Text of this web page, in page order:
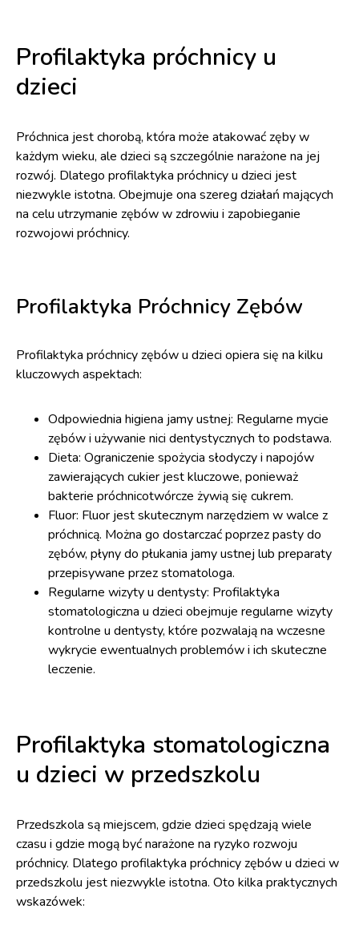
Profilaktyka próchnicy u
dzieci
Próchnica jest chorobą, która może atakować zęby w
każdym wieku, ale dzieci są szczególnie narażone na jej
rozwój. Dlatego profilaktyka próchnicy u dzieci jest
niezwykle istotna. Obejmuje ona szereg działań mających
na celu utrzymanie zębów w zdrowiu i zapobieganie
rozwojowi próchnicy.
Profilaktyka Próchnicy Zębów
Profilaktyka próchnicy zębów u dzieci opiera się na kilku
kluczowych aspektach:
Odpowiednia higiena jamy ustnej: Regularne mycie
zębów i używanie nici dentystycznych to podstawa.
Dieta: Ograniczenie spożycia słodyczy i napojów
zawierających cukier jest kluczowe, ponieważ
bakterie próchnicotwórcze żywią się cukrem.
Fluor: Fluor jest skutecznym narzędziem w walce z
próchnicą. Można go dostarczać poprzez pasty do
zębów, płyny do płukania jamy ustnej lub preparaty
przepisywane przez stomatologa.
Regularne wizyty u dentysty: Profilaktyka
stomatologiczna u dzieci obejmuje regularne wizyty
kontrolne u dentysty, które pozwalają na wczesne
wykrycie ewentualnych problemów i ich skuteczne
leczenie.
Profilaktyka stomatologiczna
u dzieci w przedszkolu
Przedszkola są miejscem, gdzie dzieci spędzają wiele
czasu i gdzie mogą być narażone na ryzyko rozwoju
próchnicy. Dlatego profilaktyka próchnicy zębów u dzieci w
przedszkolu jest niezwykle istotna. Oto kilka praktycznych
wskazówek: